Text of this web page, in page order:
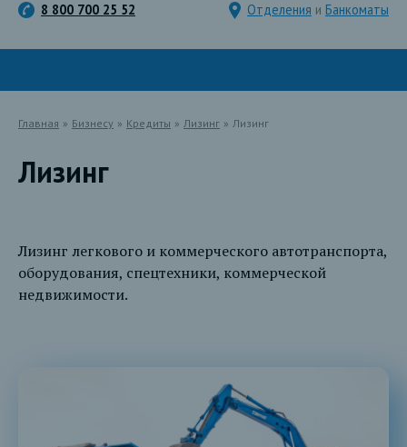
8 800 700 25 52 Отделения и Банкоматы
Главная » Бизнесу » Кредиты » Лизинг » Лизинг
Лизинг
Лизинг легкового и коммерческого автотранспорта,
оборудования, спецтехники, коммерческой
недвижимости.